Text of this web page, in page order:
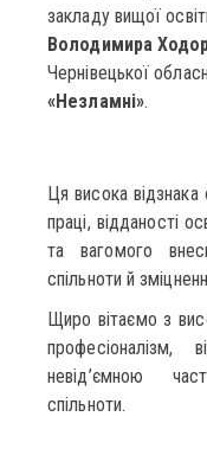
закладу вищої
Володимира
Чернівецької
«Незламні».
Ця висока відзнака
праці, відданості
та вагомого
спільноти й
Щиро вітаємо з
професіоналізм,
невід’ємною
спільноти.